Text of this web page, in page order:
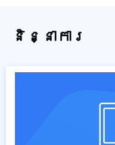
និន្នាការ